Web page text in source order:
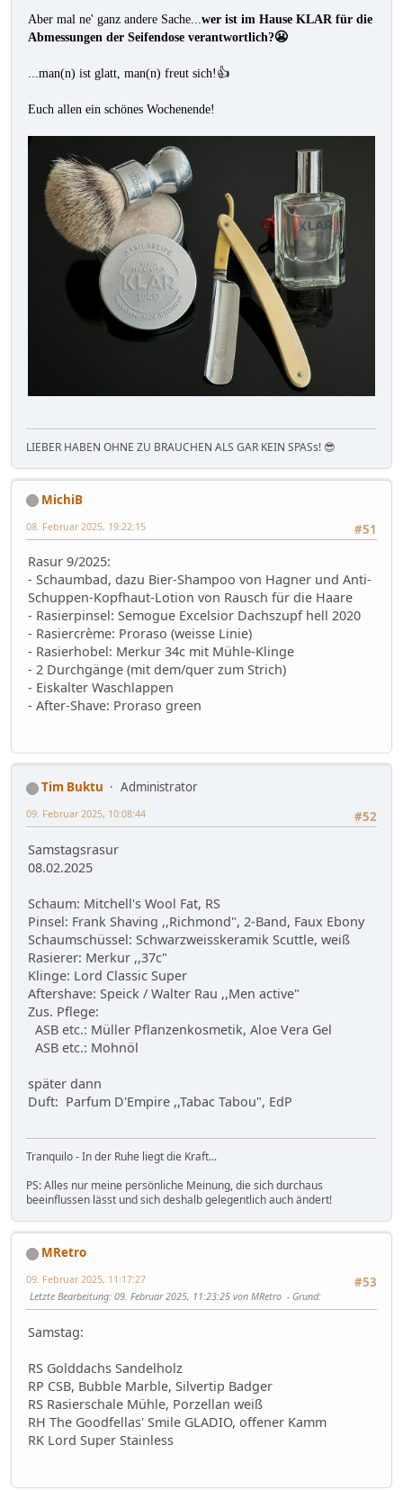
Aber mal ne' ganz andere Sache... wer ist im Hause KLAR für die
Abmessungen der Seifendose verantwortlich?😬
...man(n) ist glatt, man(n) freut sich!👍
Euch allen ein schönes Wochenende!
LIEBER HABEN OHNE ZU BRAUCHEN ALS GAR KEIN SPASs! 😎
MichiB
#51
08. Februar 2025, 19:22:15
Rasur 9/2025:
- Schaumbad, dazu Bier-Shampoo von Hagner und Anti-
Schuppen-Kopfhaut-Lotion von Rausch für die Haare
- Rasierpinsel: Semogue Excelsior Dachszupf hell 2020
- Rasiercrème: Proraso (weisse Linie)
- Rasierhobel: Merkur 34c mit Mühle-Klinge
- 2 Durchgänge (mit dem/quer zum Strich)
- Eiskalter Waschlappen
- After-Shave: Proraso green
Tim Buktu
Administrator
#52
09. Februar 2025, 10:08:44
Samstagsrasur
08.02.2025
Schaum: Mitchell's Wool Fat, RS
Pinsel: Frank Shaving ,,Richmond", 2-Band, Faux Ebony
Schaumschüssel: Schwarzweisskeramik Scuttle, weiß
Rasierer: Merkur ,,37c"
Klinge: Lord Classic Super
Aftershave: Speick / Walter Rau ,,Men active"
Zus. Pflege:
ASB etc.: Müller Pflanzenkosmetik, Aloe Vera Gel
ASB etc.: Mohnöl
später dann
Duft: Parfum D'Empire ,,Tabac Tabou", EdP
Tranquilo - In der Ruhe liegt die Kraft...
PS: Alles nur meine persönliche Meinung, die sich durchaus
beeinflussen lässt und sich deshalb gelegentlich auch ändert!
MRetro
#53
09. Februar 2025, 11:17:27
Letzte Bearbeitung: 09. Februar 2025, 11:23:25 von MRetro Grund:
Samstag:
RS Golddachs Sandelholz
RP CSB, Bubble Marble, Silvertip Badger
RS Rasierschale Mühle, Porzellan weiß
RH The Goodfellas' Smile GLADIO, offener Kamm
RK Lord Super Stainless